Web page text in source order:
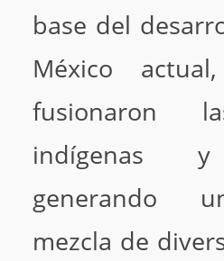
base del
México
fusionaron
indígenas y
generando
mezcla de